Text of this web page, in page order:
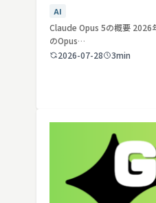
AI
Claude Opus 5の概要 2026
のOpus…
2026-07-28
3min